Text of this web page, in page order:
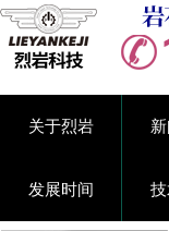
关于烈岩
发展时间 技